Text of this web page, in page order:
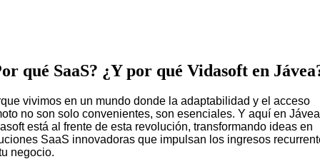
qué SaaS? ¿Y por qué Vidasoft en
vivimos en un mundo donde la adaptabilidad y el acceso
no son solo convenientes, son esenciales. Y aquí en
está al frente de esta revolución, transformando ideas en
SaaS innovadoras que impulsan los ingresos
negocio.